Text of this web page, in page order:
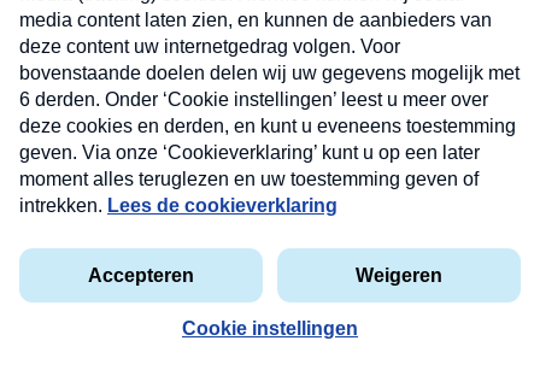
Ongeluk prins Friso
In 2012 raakt prins Friso in levensgevaar na een
komt te liggen. Na zijn verblijf in het ziekenhuis in
vervoerd, waar hij tot op dat moment met zijn
wordt hij overgebracht naar Paleis Huis ten
jaar overlijdt. Hij wordt begraven in Lage
Nieuwsbrief
Neem hier een gratis abonnement op onze
nieuwsbrief. Elke vrijdag- en dinsdagochtend in uw